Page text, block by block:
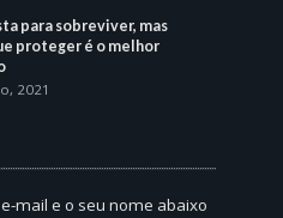
para sobreviver, mas
proteger é o melhor
2021
mail e o seu nome abaixo